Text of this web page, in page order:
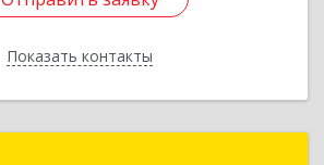
Показать контакты
Назад